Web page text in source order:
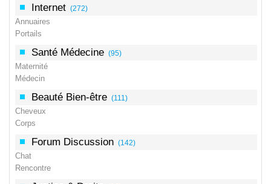
Internet (272)
Annuaires
Portails
Santé Médecine (95)
Maternité
Médecin
Beauté Bien-être (111)
Cheveux
Corps
Forum Discussion (142)
Chat
Rencontre